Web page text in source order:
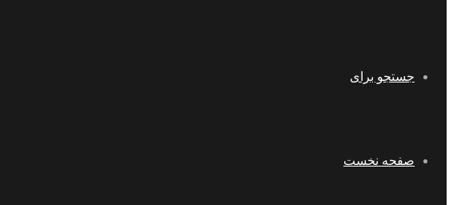
جستجو برای
صفحه نخست